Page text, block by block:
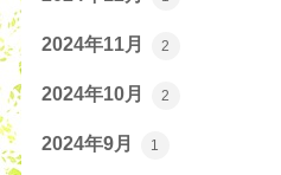
2024年11月 2
2024年10月 2
2024年9月 1